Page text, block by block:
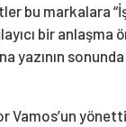
bu markalara
bir anlaşma
yazının
Vamos’un